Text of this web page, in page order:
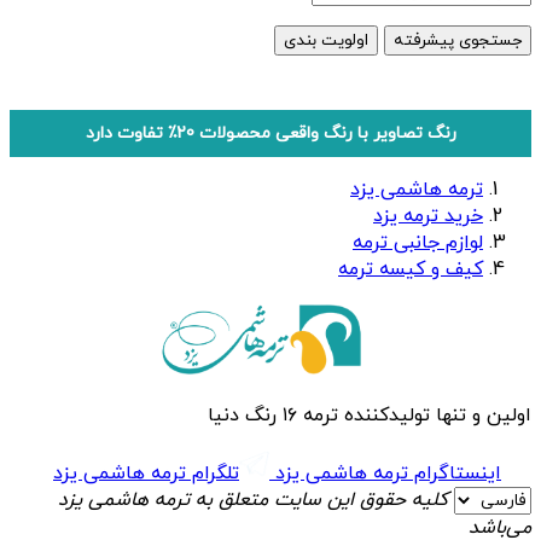
جستجوی پیشرفته اولویت بندی
رنگ تصاویر با رنگ واقعی محصولات 20٪ تفاوت دارد
ترمه هاشمی یزد
خرید ترمه یزد
لوازم جانبی ترمه
کیف و کیسه ترمه
اولین و تنها تولیدکننده ترمه ۱۶ رنگ دنیا
اینستاگرام ترمه هاشمی یزد
تلگرام ترمه هاشمی یزد
کلیه حقوق این سایت متعلق به ترمه هاشمی یزد
می‌باشد